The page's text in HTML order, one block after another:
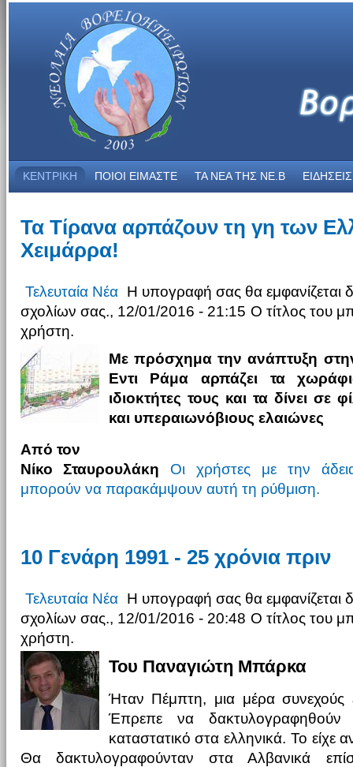
ΚΕΝΤΡΙΚΗ ΠΟΙΟΙ ΕΙΜΑΣΤΕ ΤΑ ΝΕΑ THΣ NE.B ΕΙΔΗΣΕΙΣ
Τα Τίρανα αρπάζουν τη γη των
Χειμάρρα!
Τελευταία Νέα Η υπογραφή σας θα εμφανίζεται
σχολίων σας., 12/01/2016 - 21:15 Ο τίτλος του
χρήστη.
Με πρόσχημα την ανάπτυξη
Εντι Ράμα αρπάζει τα
ιδιοκτήτες τους και τα δίνει
και υπεραιωνόβιους ελαιώνες
Από τον
Νίκο Σταυρουλάκη
Οι χρήστες με την
μπορούν να παρακάμψουν αυτή τη ρύθμιση.
10 Γενάρη 1991 - 25 χρόνια πριν
Τελευταία Νέα Η υπογραφή σας θα εμφανίζεται
σχολίων σας., 12/01/2016 - 20:48 Ο τίτλος του
χρήστη.
Του Παναγιώτη Μπάρκα
Ήταν Πέμπτη, μια μέρα συνεχούς
Έπρεπε να
καταστατικό στα ελληνικά. Το είχε
Θα δακτυλογραφούνταν στα Αλβανικά